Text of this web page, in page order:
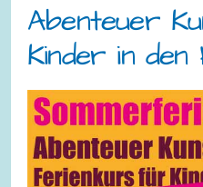
Abenteuer
Kinder in